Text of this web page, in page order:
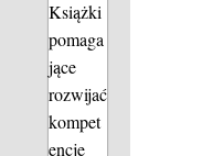
Książki
pomaga
jące
rozwijać
kompet
encje